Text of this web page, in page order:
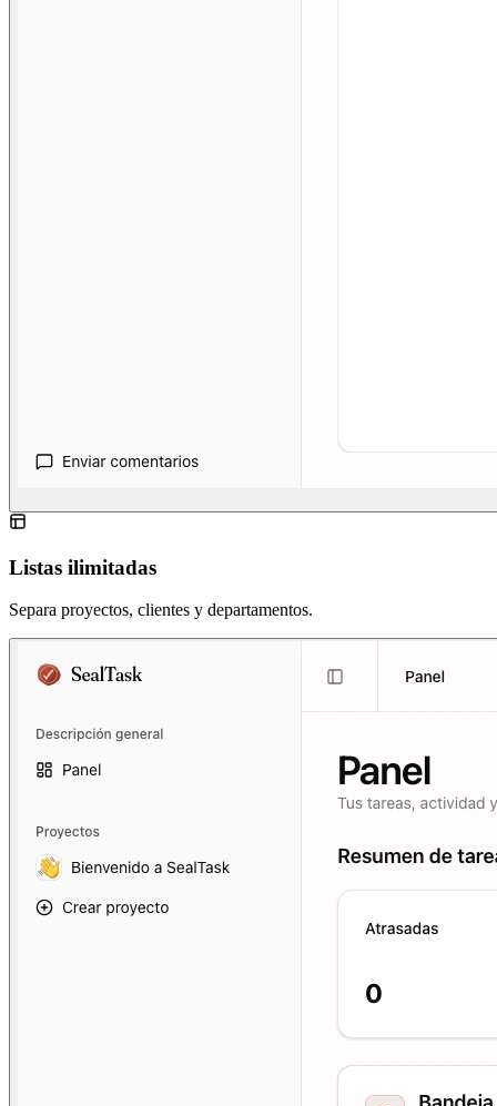
Listas ilimitadas
Separa proyectos, clientes y departamentos.